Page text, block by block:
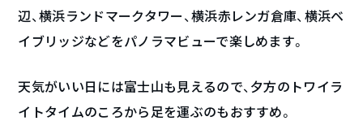
辺、横浜ランドマークタワー、横浜赤レンガ倉庫、横浜ベ
イブリッジなどをパノラマビューで楽しめます。
天気がいい日には富士山も見えるので、夕方のトワイラ
イトタイムのころから足を運ぶのもおすすめ。